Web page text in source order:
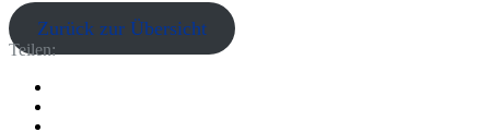
Zurück zur Übersicht
Teilen: